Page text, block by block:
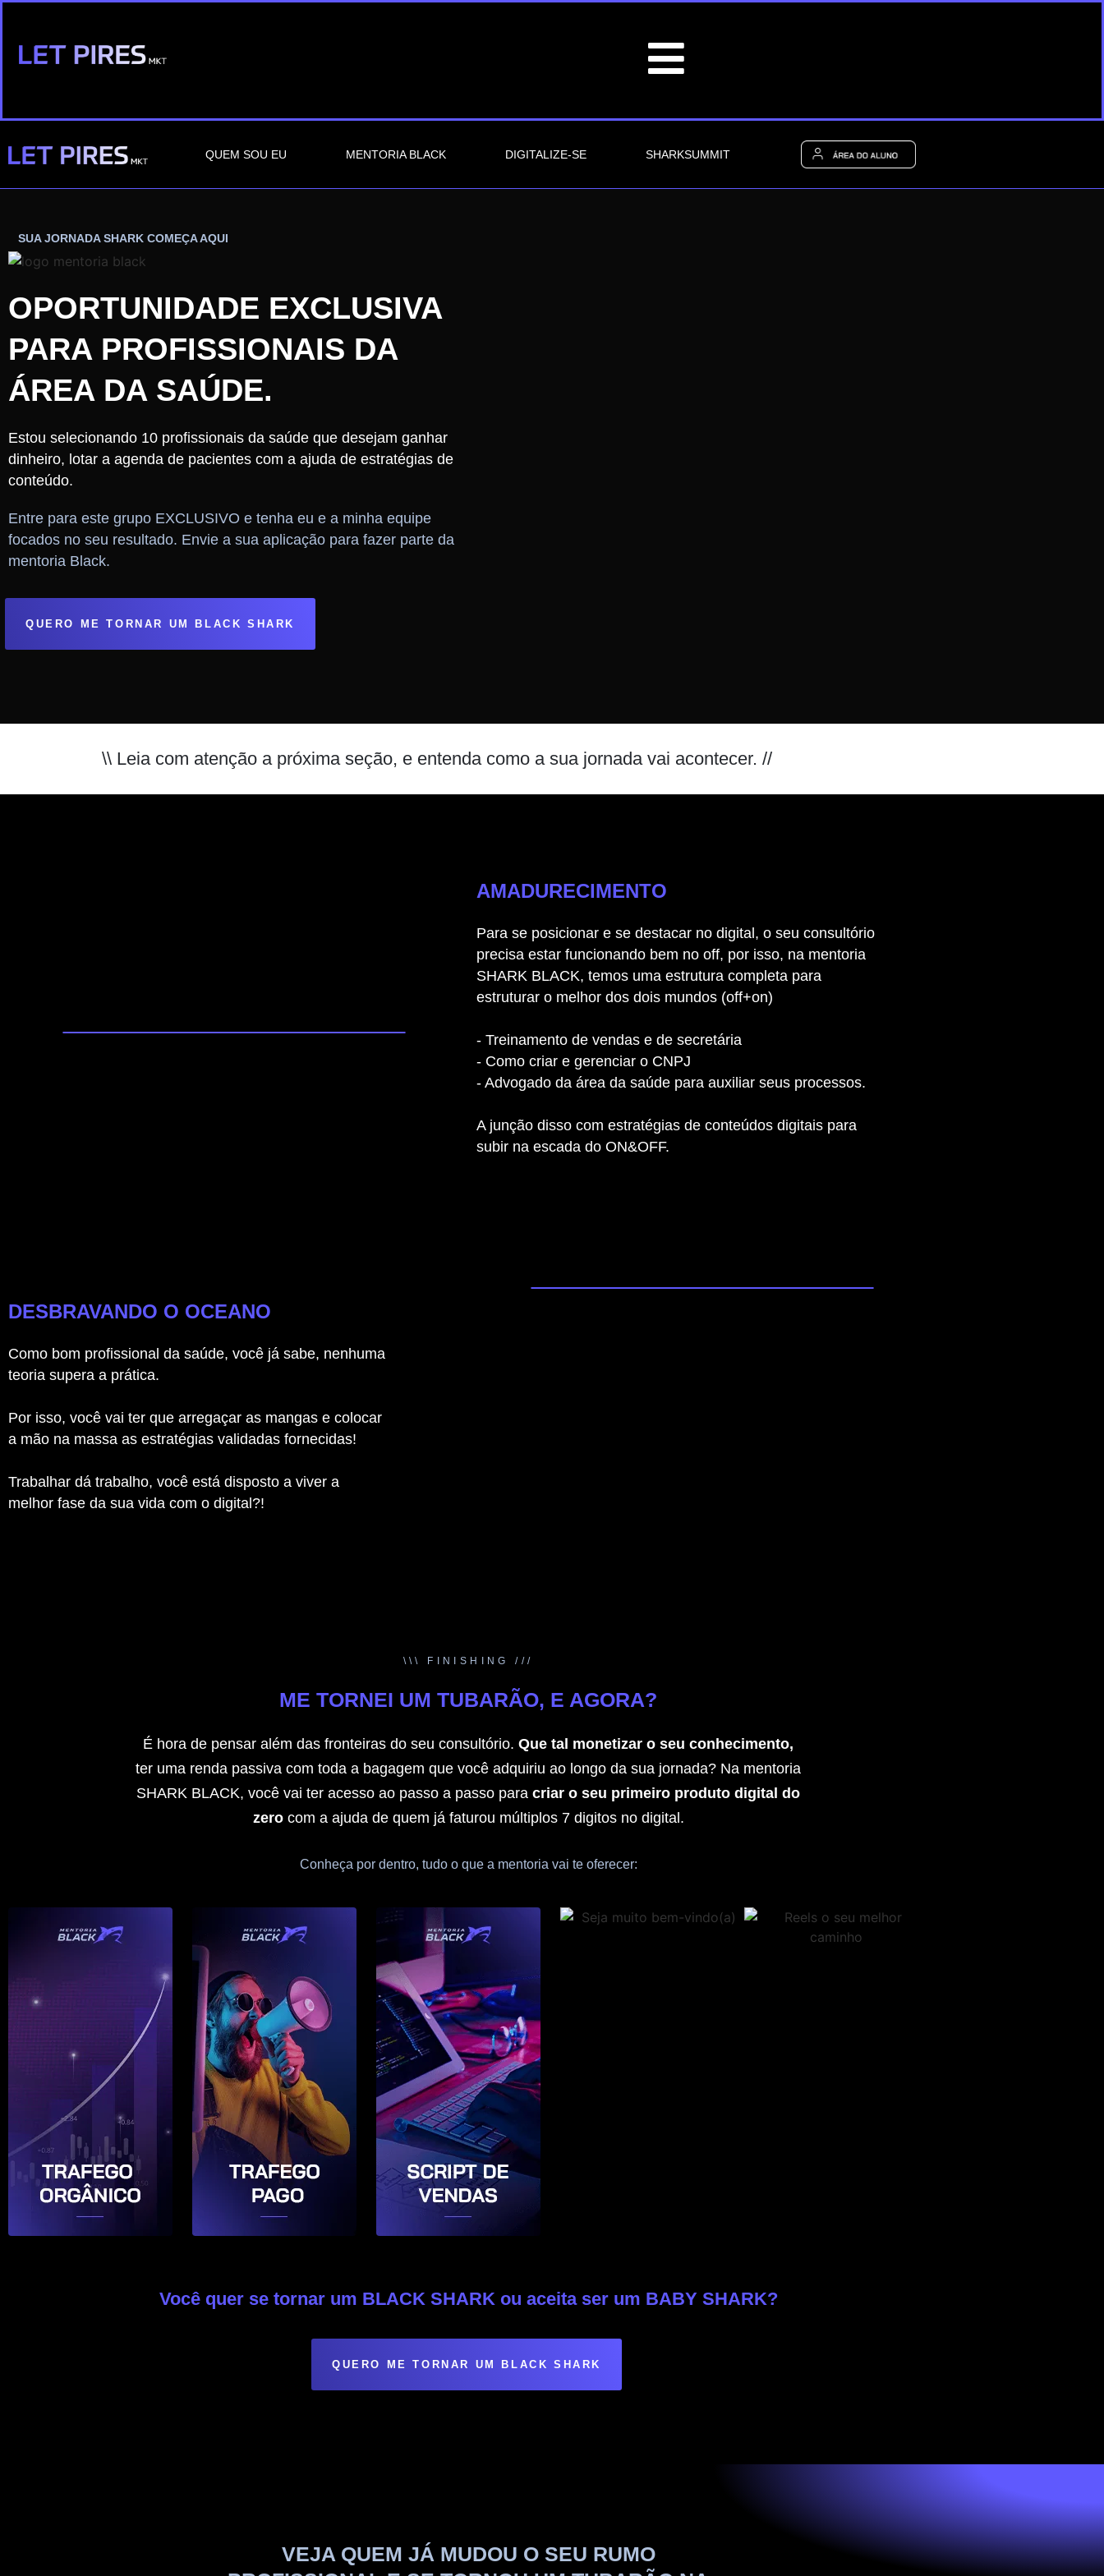
QUEM SOU EU MENTORIA BLACK DIGITALIZE-SE SHARKSUMMIT
SUA JORNADA SHARK COMEÇA AQUI
OPORTUNIDADE EXCLUSIVA
PARA PROFISSIONAIS DA
ÁREA DA SAÚDE.
Estou selecionando 10 profissionais da saúde que desejam ganhar
dinheiro, lotar a agenda de pacientes com a ajuda de estratégias de
conteúdo.
Entre para este grupo EXCLUSIVO e tenha eu e a minha equipe
focados no seu resultado. Envie a sua aplicação para fazer parte da
mentoria Black.
QUERO ME TORNAR UM BLACK SHARK
\\ Leia com atenção a próxima seção, e entenda como a sua jornada vai acontecer. //
AMADURECIMENTO
Para se posicionar e se destacar no digital, o seu consultório
precisa estar funcionando bem no off, por isso, na mentoria
SHARK BLACK, temos uma estrutura completa para
estruturar o melhor dos dois mundos (off+on)
- Treinamento de vendas e de secretária
- Como criar e gerenciar o CNPJ
- Advogado da área da saúde para auxiliar seus processos.
A junção disso com estratégias de conteúdos digitais para
subir na escada do ON&OFF.
DESBRAVANDO O OCEANO
Como bom profissional da saúde, você já sabe, nenhuma
teoria supera a prática.
Por isso, você vai ter que arregaçar as mangas e colocar
a mão na massa as estratégias validadas fornecidas!
Trabalhar dá trabalho, você está disposto a viver a
melhor fase da sua vida com o digital?!
\\\ FINISHING ///
ME TORNEI UM TUBARÃO, E AGORA?
É hora de pensar além das fronteiras do seu consultório. Que tal monetizar o seu conhecimento,
ter uma renda passiva com toda a bagagem que você adquiriu ao longo da sua jornada? Na mentoria
SHARK BLACK, você vai ter acesso ao passo a passo para criar o seu primeiro produto digital do
zerocom a ajuda de quem já faturou múltiplos 7 digitos no digital.
Conheça por dentro, tudo o que a mentoria vai te oferecer:
Você quer se tornar um BLACK SHARK ou aceita ser um BABY SHARK?
QUERO ME TORNAR UM BLACK SHARK
VEJA QUEM JÁ MUDOU O SEU RUMO